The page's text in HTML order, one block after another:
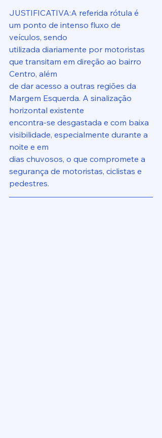
JUSTIFICATIVA:A referida rótula é
um ponto de intenso fluxo de
veículos, sendo
utilizada diariamente por motoristas
que transitam em direção ao bairro
Centro, além
de dar acesso a outras regiões da
Margem Esquerda. A sinalização
horizontal existente
encontra-se desgastada e com baixa
visibilidade, especialmente durante a
noite e em
dias chuvosos, o que compromete a
segurança de motoristas, ciclistas e
pedestres.